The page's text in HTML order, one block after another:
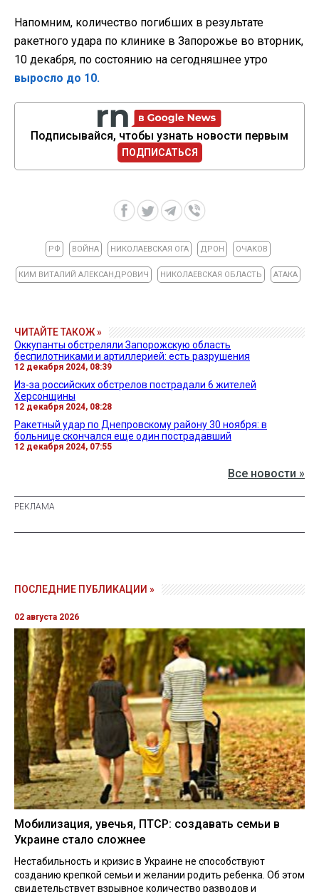
Напомним, количество погибших в результате
ракетного удара по клинике в Запорожье во вторник,
10 декабря, по состоянию на сегодняшнее утро
выросло до 10.
Подписывайся, чтобы узнать новости первым
ПОДПИСАТЬСЯ
РФ ВОЙНА НИКОЛАЕВСКАЯ ОГА ДРОН ОЧАКОВ
КИМ ВИТАЛИЙ АЛЕКСАНДРОВИЧ НИКОЛАЕВСКАЯ ОБЛАСТЬ АТАКА
ЧИТАЙТЕ ТАКОЖ »
Оккупанты обстреляли Запорожскую область
беспилотниками и артиллерией: есть разрушения
12 декабря 2024, 08:39
Из-за российских обстрелов пострадали 6 жителей
Херсонщины
12 декабря 2024, 08:28
Ракетный удар по Днепровскому району 30 ноября: в
больнице скончался еще один пострадавший
12 декабря 2024, 07:55
Все новости »
ПОСЛЕДНИЕ ПУБЛИКАЦИИ »
02 августа 2026
Мобилизация, увечья, ПТСР: создавать семьи в
Украине стало сложнее
Нестабильность и кризис в Украине не способствуют
созданию крепкой семьи и желании родить ребенка. Об этом
свидетельствует взрывное количество разводов и